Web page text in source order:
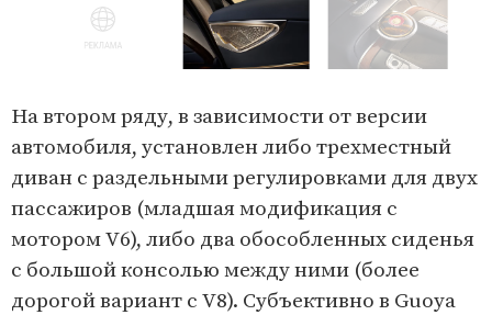
f
8
t
e
m
1
o
f
8
На втором ряду, в зависимости от версии
автомобиля, установлен либо трехместный
диван с раздельными регулировками для двух
пассажиров (младшая модификация с
мотором V6), либо два обособленных сиденья
с большой консолью между ними (более
дорогой вариант с V8). Субъективно в Guoya